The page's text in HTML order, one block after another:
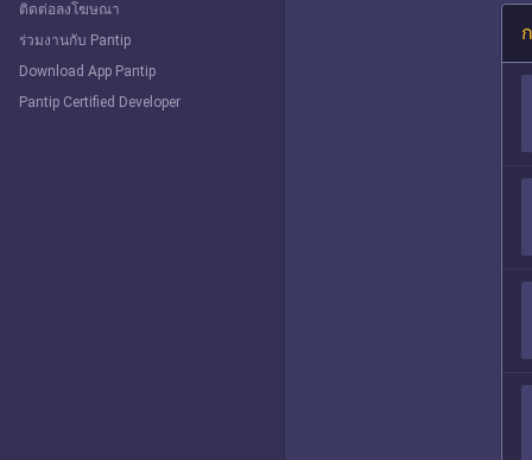
ติดต่อลงโฆษณา
ร่วมงานกับ Pantip
Download App Pantip
Pantip Certified Developer